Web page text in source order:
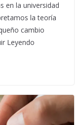
en la universidad
la teoría
cambio
Leyendo